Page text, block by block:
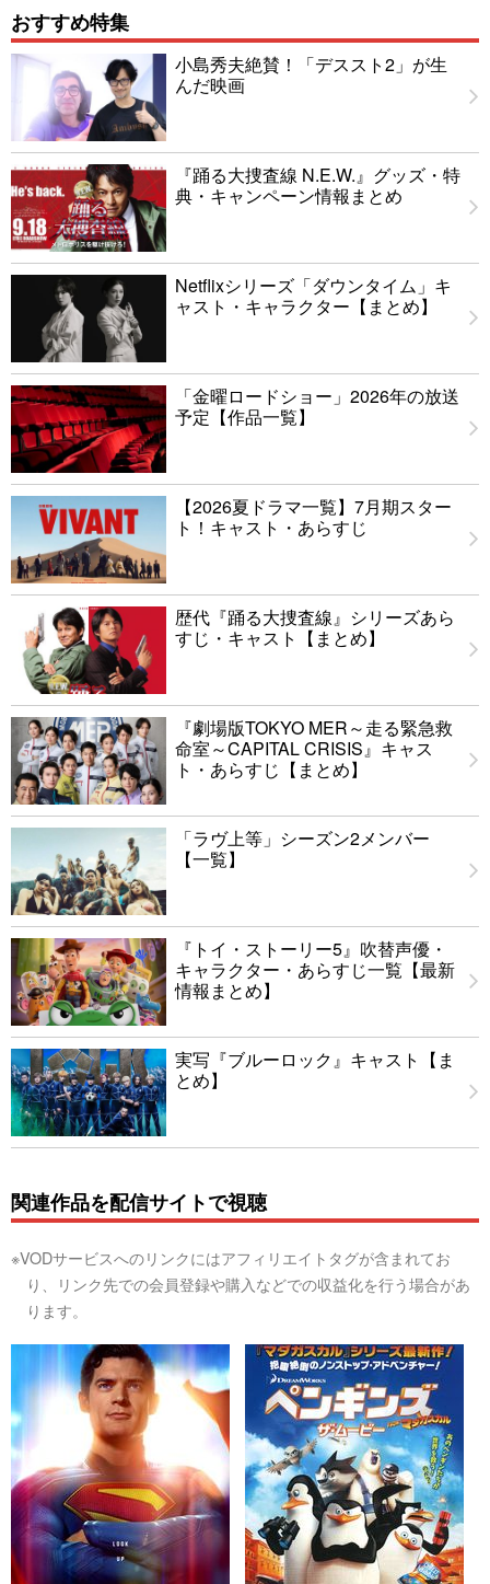
おすすめ特集
小島秀夫絶賛！「デススト2」が生
んだ映画
『踊る大捜査線 N.E.W.』グッズ・特
典・キャンペーン情報まとめ
Netflixシリーズ「ダウンタイム」キ
ャスト・キャラクター【まとめ】
「金曜ロードショー」2026年の放送
予定【作品一覧】
【2026夏ドラマ一覧】7月期スター
ト！キャスト・あらすじ
歴代『踊る大捜査線』シリーズあら
すじ・キャスト【まとめ】
『劇場版TOKYO MER～走る緊急救
命室～CAPITAL CRISIS』キャス
ト・あらすじ【まとめ】
「ラヴ上等」シーズン2メンバー
【一覧】
『トイ・ストーリー5』吹替声優・
キャラクター・あらすじ一覧【最新
情報まとめ】
実写『ブルーロック』キャスト【ま
とめ】
関連作品を配信サイトで視聴
※VODサービスへのリンクにはアフィリエイトタグが含まれてお
り、リンク先での会員登録や購入などでの収益化を行う場合があ
ります。